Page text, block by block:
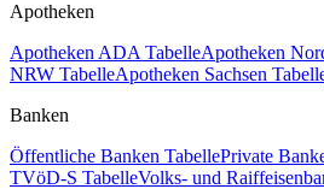
Apotheken
Apotheken ADA TabelleApotheken
NRW TabelleApotheken Sachsen
Banken
Öffentliche Banken TabellePrivate
TVöD-S TabelleVolks- und